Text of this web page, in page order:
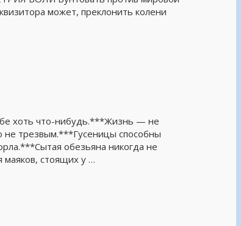
может, преклонить колени
хоть что-нибудь.***Жизнь — не
не трезвым.***Гусеницы способны
обезьяна никогда не
маяков, стоящих у …